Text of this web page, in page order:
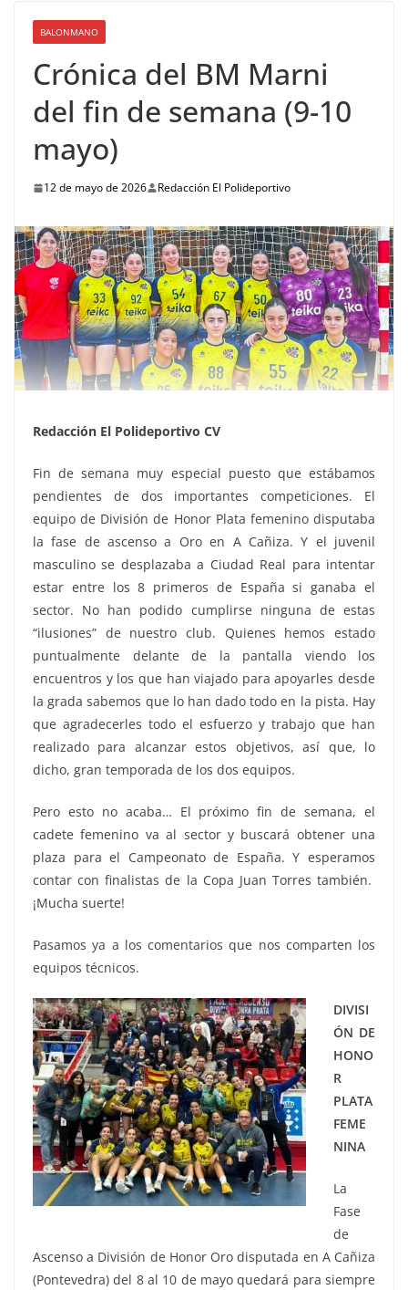
BALONMANO
Crónica del BM Marni
del fin de semana (9-10
mayo)
12 de mayo de 2026 Redacción El Polideportivo
Redacción El Polideportivo CV
Fin de semana muy especial puesto que estábamos
pendientes de dos importantes competiciones. El
equipo de División de Honor Plata femenino disputaba
la fase de ascenso a Oro en A Cañiza. Y el juvenil
masculino se desplazaba a Ciudad Real para intentar
estar entre los 8 primeros de España si ganaba el
sector. No han podido cumplirse ninguna de estas
“ilusiones” de nuestro club. Quienes hemos estado
puntualmente delante de la pantalla viendo los
encuentros y los que han viajado para apoyarles desde
la grada sabemos que lo han dado todo en la pista. Hay
que agradecerles todo el esfuerzo y trabajo que han
realizado para alcanzar estos objetivos, así que, lo
dicho, gran temporada de los dos equipos.
Pero esto no acaba… El próximo fin de semana, el
cadete femenino va al sector y buscará obtener una
plaza para el Campeonato de España. Y esperamos
contar con finalistas de la Copa Juan Torres también.
¡Mucha suerte!
Pasamos ya a los comentarios que nos comparten los
equipos técnicos.
DIVISI
ÓN DE
HONO
R
PLATA
FEME
NINA
La
Fase
de
Ascenso a División de Honor Oro disputada en A Cañiza
(Pontevedra) del 8 al 10 de mayo quedará para siempre